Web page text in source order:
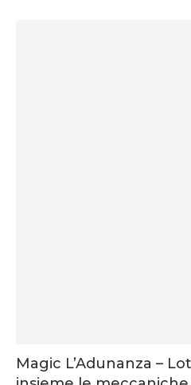
Magic L’Adunanza –